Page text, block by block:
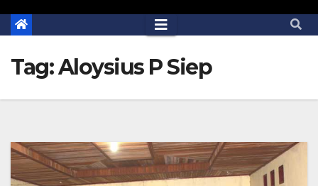
Tag:Aloysius P Siep